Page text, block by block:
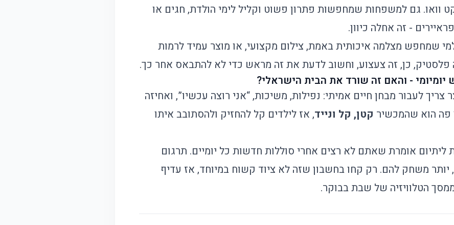
וואו. גם למשפחות שמחפשות פתרון פשוט וקליל לימי הולדת, חגים או
- זה אחלה כיוון.
שמחפש מצלמה איכותית באמת, צילום מקצועי, או מוצר עמיד לרמות
פלסטיק, כן, זה צעצוע, וחשוב לדעת את זה מראש כדי לא להתבאס אחר כך.
יומיומי - והאם זה שורד את הבית הישראלי?
צריך לעבור מבחן חיים אמיתי: נפילות, משיכות, “אני רוצה עכשיו”, ואחיזה
פה הוא שהמכשיר קטן, קל ונייד, אז לילדים קל להחזיק ולהסתובב איתו
ליתיום אומרת שאתם לא רצים אחרי סוללות חדשות כל יומיים. תרגום
משחק להם. רק קחו בחשבון שזה לא ציוד קשוח במיוחד, אז עדיף
הטלוויזיה של שבת בבוקר.